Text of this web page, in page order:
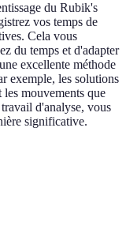
du Rubik's
vos temps de
Cela vous
du temps et d'adapter
excellente méthode
exemple, les solutions
les mouvements que
d'analyse, vous
significative.